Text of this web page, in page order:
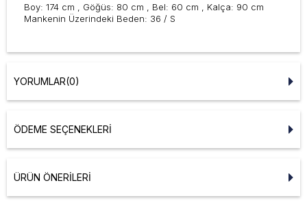
Boy: 174 cm , Göğüs: 80 cm , Bel: 60 cm , Kalça: 90 cm
Mankenin Üzerindeki Beden: 36 / S
YORUMLAR(0)
ÖDEME SEÇENEKLERI
ÜRÜN ÖNERILERI